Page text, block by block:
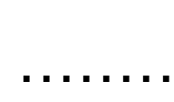
■ ■ ■ ■ ■ ■ ■